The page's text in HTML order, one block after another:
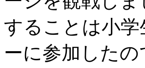
することは小
ーに参加した